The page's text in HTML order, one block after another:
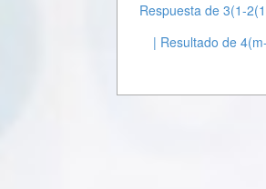
Respuesta de 3(1-
| Resultado de